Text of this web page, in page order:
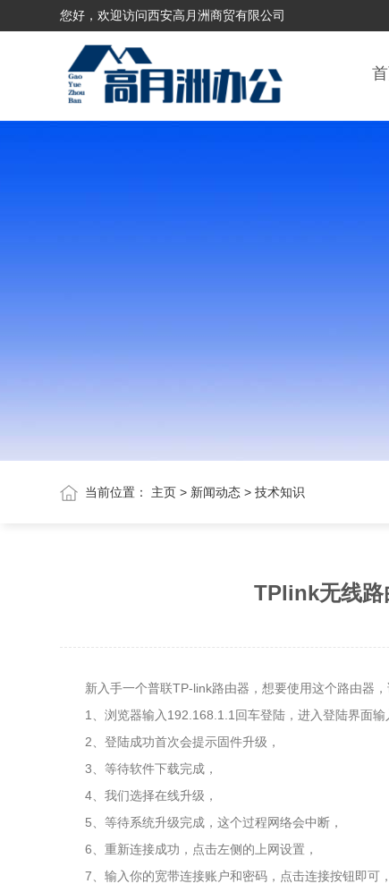
您好，欢迎访问西安高月洲商贸有限公司
当前位置： 主页 > 新闻动态 >技术知识
TPlink无线路
新入手一个普联TP-link路由器，想要使用这个路由器，
1、浏览器输入192.168.1.1回车登陆，进入登陆界面输
2、登陆成功首次会提示固件升级，
3、等待软件下载完成，
4、我们选择在线升级，
5、等待系统升级完成，这个过程网络会中断，
6、重新连接成功，点击左侧的上网设置，
7、输入你的宽带连接账户和密码，点击连接按钮即可，